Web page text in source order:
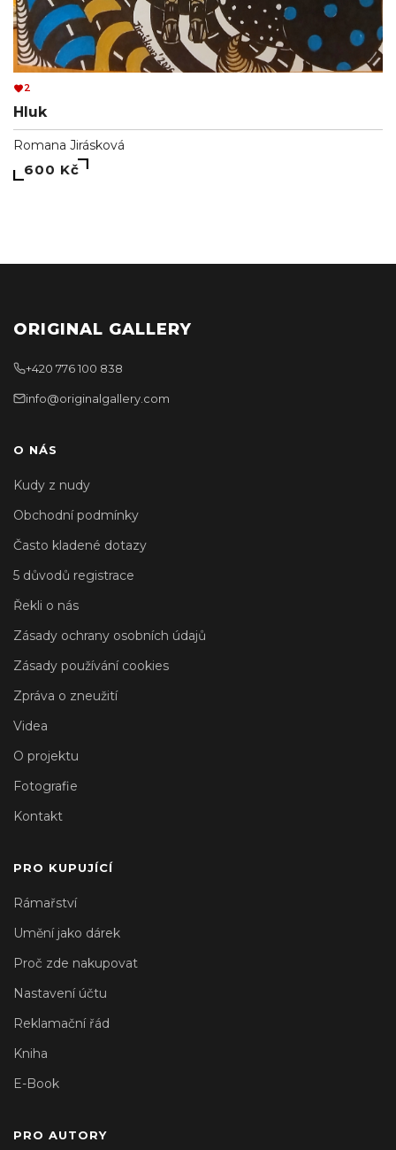
2
Hluk
Romana Jirásková
600 Kč
ORIGINAL GALLERY
+420 776 100 838
info@originalgallery.com
O NÁS
Kudy z nudy
Obchodní podmínky
Často kladené dotazy
5 důvodů registrace
Řekli o nás
Zásady ochrany osobních údajů
Zásady používání cookies
Zpráva o zneužití
Videa
O projektu
Fotografie
Kontakt
PRO KUPUJÍCÍ
Rámařství
Umění jako dárek
Proč zde nakupovat
Nastavení účtu
Reklamační řád
Kniha
E-Book
PRO AUTORY